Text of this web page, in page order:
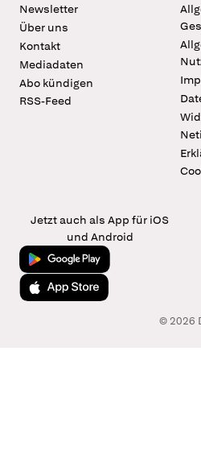
Newsletter
Über uns
Kontakt
Mediadaten
Abo kündigen
RSS-Feed
Jetzt auch als App für iOS
und Android
Jetzt bei Google Play
Laden im App Store
© 2026